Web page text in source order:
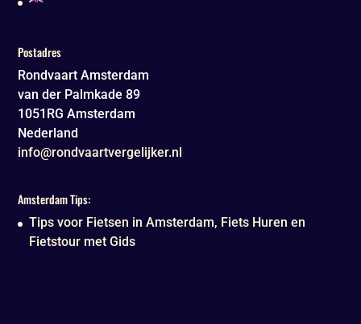
Postadres
Rondvaart Amsterdam
van der Palmkade 89
1051RG Amsterdam
Nederland
info@rondvaartvergelijker.nl
Amsterdam Tips:
Tips voor Fietsen in Amsterdam, Fiets Huren en
Fietstour met Gids